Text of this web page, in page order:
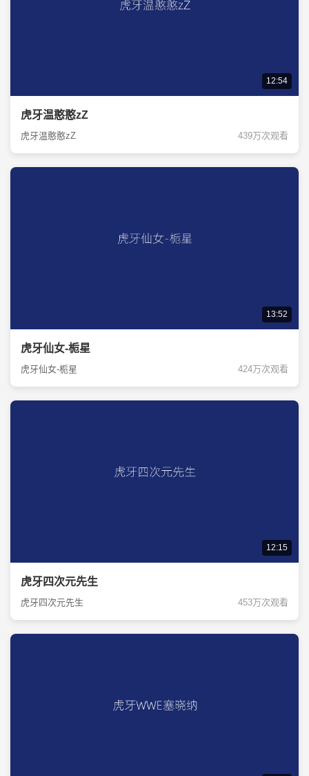
12:54
虎牙温憨憨zZ
虎牙温憨憨zZ 439万次观看
13:52
虎牙仙女-栀星
虎牙仙女-栀星 424万次观看
12:15
虎牙四次元先生
虎牙四次元先生 453万次观看